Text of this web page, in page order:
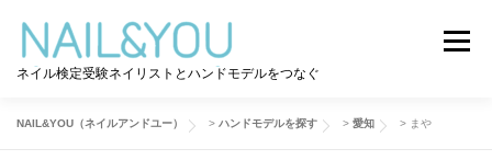
ネイル検定受験ネイリストとハンドモデルをつなぐ
メニュー
NAIL&YOU（ネイルアンドユー） > ハンドモデルを探す > 愛知 > まや